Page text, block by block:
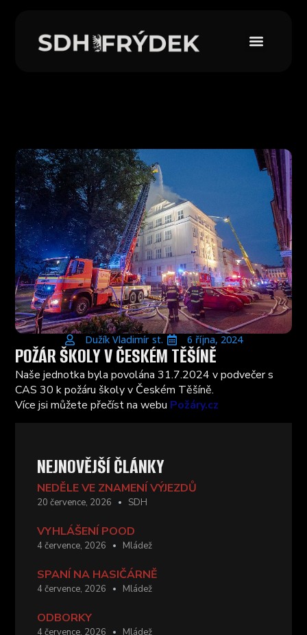
Dužík Vladimír st. 6 října, 2024
POŽÁR ŠKOLY V ČESKÉM TĚŠÍNĚ
Naše jednotka byla povolána 31.7.2024 v podvečer s
CAS 30 k požáru školy v Českém Těšíně.
Více jsi můžete přečíst na webu Požáry.cz
NEJNOVĚJŠÍ ČLÁNKY
NEDĚLE VE ZNAMENÍ VÝJEZDŮ
20 července, 2026 SDH
VYHLÁŠENÍ POOD
4 července, 2026 Mládež
SPANÍ NA HASIČÁRNĚ
4 července, 2026 Mládež
ODBORKY
4 července, 2026 Mládež